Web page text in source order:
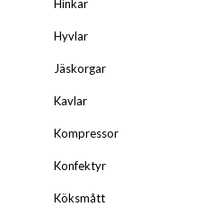
Hinkar
Hyvlar
Jäskorgar
Kavlar
Kompressor
Konfektyr
Köksmått